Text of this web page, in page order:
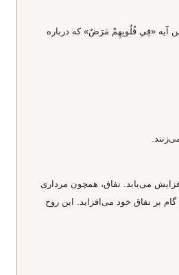
نظير اين آيه‌ «فِي قُلُوبِهِمْ مَرَضٌ» كه درباره
مى‌يابد. نفاق، همچون مردارى
بر نفاق خود مى‌افزايد. اين روح